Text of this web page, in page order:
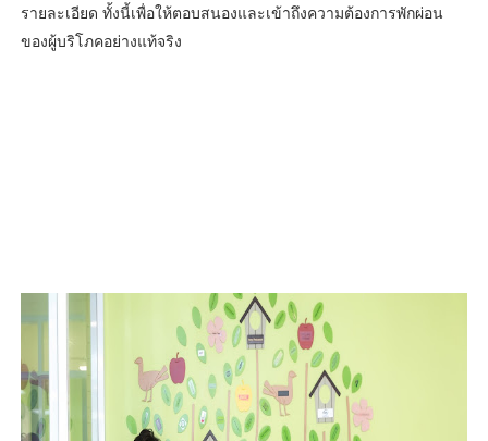
รายละเอียด ทั้งนี้เพื่อให้ตอบสนองและเข้าถึงความต้องการพักผ่อน
ของผู้บริโภคอย่างแท้จริง